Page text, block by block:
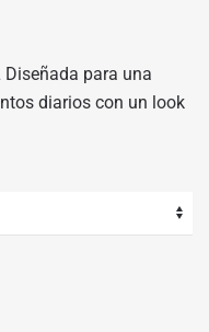
Diseñada para una
diarios con un look